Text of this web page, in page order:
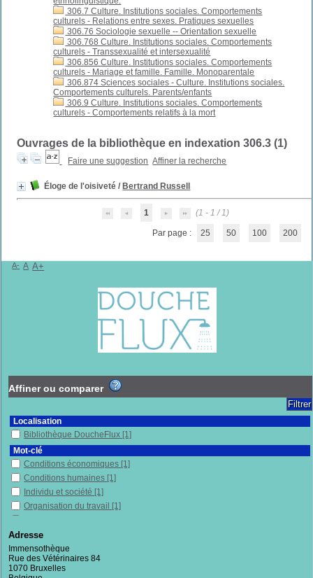
306.7 Culture. Institutions sociales. Comportements
culturels - Relations entre sexes. Pratiques sexuelles
306.76 Sociologie sexuelle -- Orientation sexuelle
306.768 Culture. Institutions sociales. Comportements
culturels - Transsexualité et intersexualité
306.856 Culture. Institutions sociales. Comportements
culturels - Mariage et famille. Famille. Monoparentale
306.874 Sciences sociales - Culture. Institutions sociales.
Comportements culturels. Parents/enfants
306.9 Culture. Institutions sociales. Comportements
culturels - Comportements relatifs à la mort
Ouvrages de la bibliothèque en indexation 306.3 (1)
Faire une suggestion Affiner la recherche
Éloge de l'oisiveté / Bertrand Russell
1 (1 - 1 / 1)
Par page : 25 50 100 200
A- A A+
Affiner ou comparer
Localisation
Bibliothèque DoucheFlux [1]
Mot-clé
Conditions économiques [1]
Conditions humaines [1]
Individu et société [1]
Organisation du travail
[1]
Travail
Section
Documentaires[1]
Adresse
Immensothèque
Rue des Vétérinaires 84
1070 Bruxelles